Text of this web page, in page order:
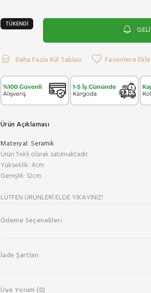
TÜKENDİ
Daha Fazla Kül Tablası Favorilere Ekle
Ürün Açıklaması
Materyal: Seramik
Ürün Tekli olarak satılmaktadır.
Yükseklik: 4cm
Genişlik: 12cm
LÜTFEN ÜRÜNLERİ ELDE YIKAYINIZ!
Ödeme Seçenekleri
İade Şartları
Üye Yorum(0)